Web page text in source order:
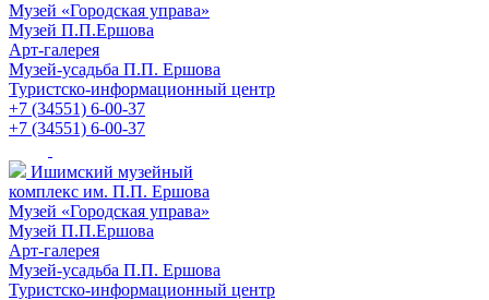
Музей «Городская управа»
Музей П.П.Ершова
Арт-галерея
Музей-усадьба П.П. Ершова
Туристско-информационный центр
+7 (34551) 6-00-37
+7 (34551) 6-00-37
Ишимский музейный
комплекс им. П.П. Ершова
Музей «Городская управа»
Музей П.П.Ершова
Арт-галерея
Музей-усадьба П.П. Ершова
Туристско-информационный центр